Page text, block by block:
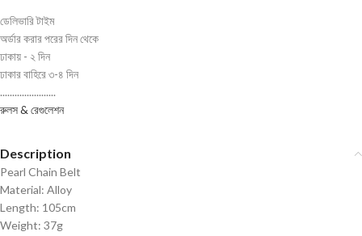
ডেলিভারি টাইম
অর্ডার করার পরের দিন থেকে
ঢাকায় - ২ দিন
ঢাকার বাহিরে ৩-৪ দিন
.......................
রুলস & রেগুলেশন
Description
Pearl Chain Belt
Material: Alloy
Length: 105cm
Weight: 37g